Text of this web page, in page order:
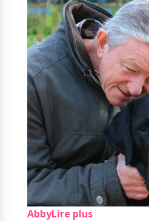
AbbyLire plus